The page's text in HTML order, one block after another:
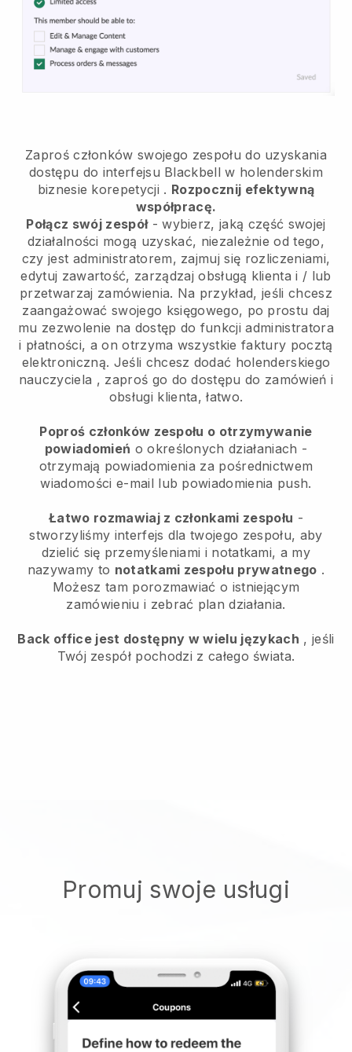
Zaproś członków swojego zespołu do uzyskania
dostępu do interfejsu Blackbell w holenderskim
biznesie korepetycji . Rozpocznij efektywną
współpracę.
Połącz swój zespół- wybierz, jaką część swojej
działalności mogą uzyskać, niezależnie od tego,
czy jest administratorem, zajmuj się rozliczeniami,
edytuj zawartość, zarządzaj obsługą klienta i / lub
przetwarzaj zamówienia. Na przykład, jeśli chcesz
zaangażować swojego księgowego, po prostu daj
mu zezwolenie na dostęp do funkcji administratora
i płatności, a on otrzyma wszystkie faktury pocztą
elektroniczną. Jeśli chcesz dodać holenderskiego
nauczyciela , zaproś go do dostępu do zamówień i
obsługi klienta, łatwo.
Poproś członków zespołu o otrzymywanie
powiadomień o określonych działaniach -
otrzymają powiadomienia za pośrednictwem
wiadomości e-mail lub powiadomienia push.
Łatwo rozmawiaj z członkami zespołu -
stworzyliśmy interfejs dla twojego zespołu, aby
dzielić się przemyśleniami i notatkami, a my
nazywamy to notatkami zespołu prywatnego .
Możesz tam porozmawiać o istniejącym
zamówieniu i zebrać plan działania.
Back office jest dostępny w wielu językach , jeśli
Twój zespół pochodzi z całego świata.
Promuj swoje usługi